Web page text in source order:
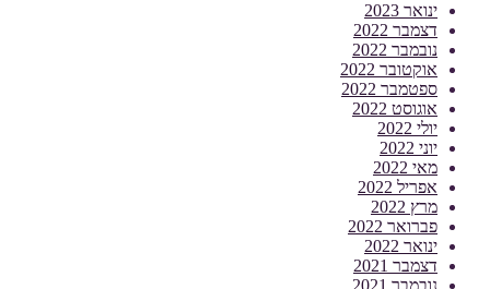
ינואר 2023
דצמבר 2022
נובמבר 2022
אוקטובר 2022
ספטמבר 2022
אוגוסט 2022
יולי 2022
יוני 2022
מאי 2022
אפריל 2022
מרץ 2022
פברואר 2022
ינואר 2022
דצמבר 2021
נובמבר 2021